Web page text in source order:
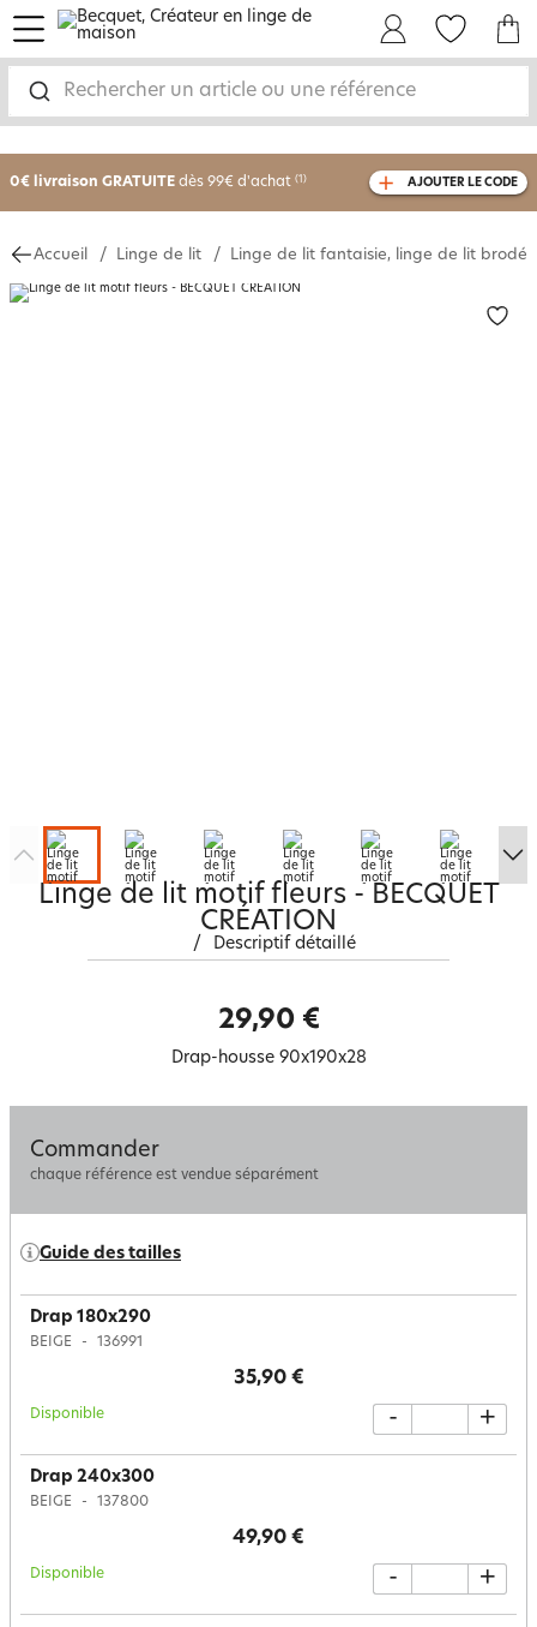
Rechercher un article ou une référence
menu
-25% sur votre commandedès 2 articles
0€ livraison GRATUITE dès 99€ d'achat (1) AJOUTER LE CODE
Accueil Linge de lit Linge de lit fantaisie, linge de lit brodé
Linge de lit motif fleurs - BECQUET
CRÉATION
/ Descriptif détaillé
29,90 €
Drap-housse 90x190x28
Commander
chaque référence est vendue séparément
Guide des tailles
Drap 180x290
BEIGE 136991
35,90 €
Disponible - +
Drap 240x300
BEIGE 137800
49,90 €
Disponible - +